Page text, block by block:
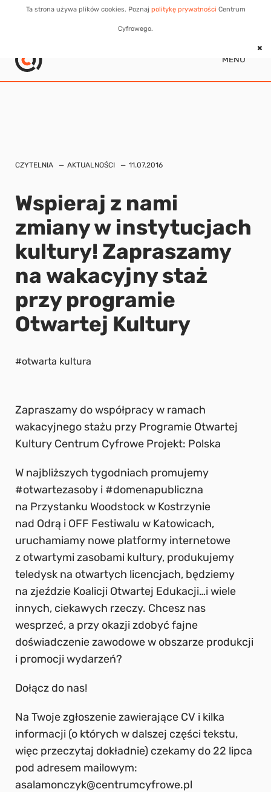
Ta strona używa plików cookies. Poznaj politykę prywatności Centrum
Cyfrowego.
MENU
CZYTELNIA AKTUALNOŚCI 11.07.2016
Wspieraj z nami
zmiany w instytucjach
kultury! Zapraszamy
na wakacyjny staż
przy programie
Otwartej Kultury
#otwarta kultura
Zapraszamy do współpracy w ramach
wakacyjnego stażu przy Programie Otwartej
Kultury Centrum Cyfrowe Projekt: Polska
W najbliższych tygodniach promujemy
#otwartezasoby i #domenapubliczna
na Przystanku Woodstock w Kostrzynie
nad Odrą i OFF Festiwalu w Katowicach,
uruchamiamy nowe platformy internetowe
z otwartymi zasobami kultury, produkujemy
teledysk na otwartych licencjach, będziemy
na zjeździe Koalicji Otwartej Edukacji…i wiele
innych, ciekawych rzeczy. Chcesz nas
wesprzeć, a przy okazji zdobyć fajne
doświadczenie zawodowe w obszarze produkcji
i promocji wydarzeń?
Dołącz do nas!
Na Twoje zgłoszenie zawierające CV i kilka
informacji (o których w dalszej części tekstu,
więc przeczytaj dokładnie) czekamy do 22 lipca
pod adresem mailowym:
asalamonczyk@centrumcyfrowe.pl